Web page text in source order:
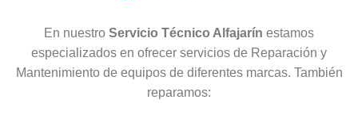
En nuestro Servicio Técnico Alfajarín estamos
especializados en ofrecer servicios de Reparación y
Mantenimiento de equipos de diferentes marcas. También
reparamos: